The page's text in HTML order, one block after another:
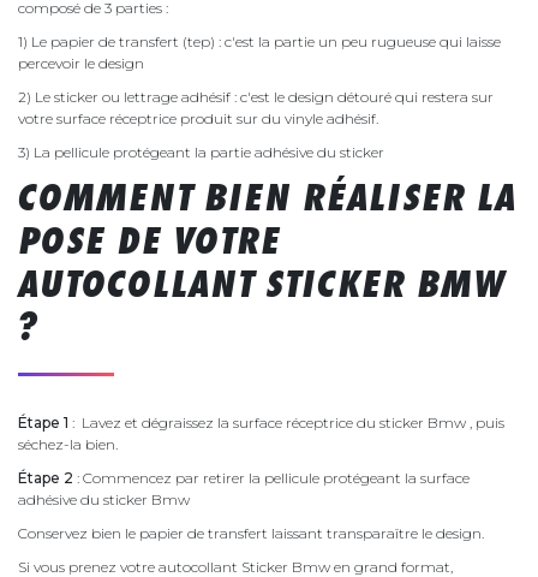
composé de 3 parties :
1) Le papier de transfert (tep) : c'est la partie un peu rugueuse qui laisse
percevoir le design
2) Le sticker ou lettrage adhésif : c'est le design détouré qui restera sur
votre surface réceptrice produit sur du vinyle adhésif.
3) La pellicule protégeant la partie adhésive du sticker
COMMENT BIEN RÉALISER LA
POSE DE VOTRE
AUTOCOLLANT STICKER BMW
?
Étape 1 : Lavez et dégraissez la surface réceptrice du sticker Bmw , puis
séchez-la bien.
Étape 2 : Commencez par retirer la pellicule protégeant la surface
adhésive du sticker Bmw
Conservez bien le papier de transfert laissant transparaître le design.
Si vous prenez votre autocollant Sticker Bmw en grand format,